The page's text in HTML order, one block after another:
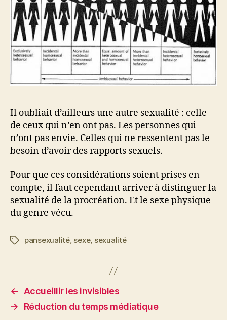
Il oubliait d’ailleurs une autre sexualité : celle
de ceux qui n’en ont pas. Les personnes qui
n’ont pas envie. Celles qui ne ressentent pas le
besoin d’avoir des rapports sexuels.
Pour que ces considérations soient prises en
compte, il faut cependant arriver à distinguer la
sexualité de la procréation. Et le sexe physique
du genre vécu.
Étiquettes
pansexualité, sexe, sexualité
←
Accueillir les invisibles
→
Réduction du temps médiatique